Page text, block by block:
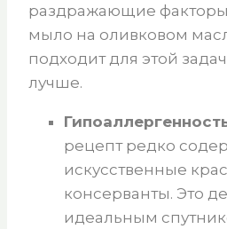
раздражающие
мыло на оливковом
подходит для этой
лучше.
рецепт редко
искусственные
консерванты. Это
идеальным